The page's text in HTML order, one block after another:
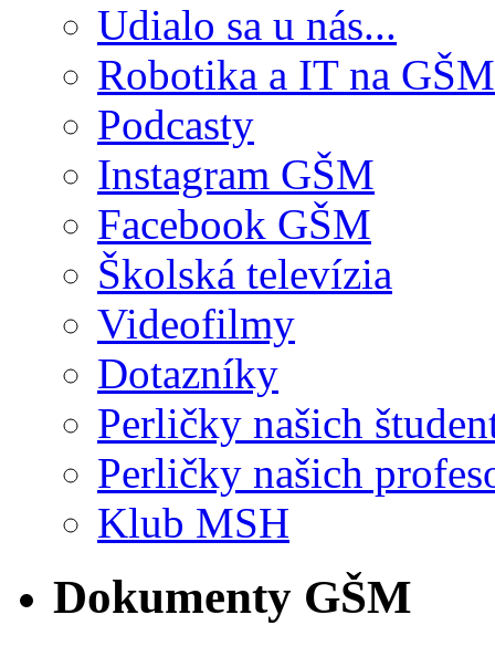
Udialo sa u nás...
Robotika a IT na GŠM
Podcasty
Instagram GŠM
Facebook GŠM
Školská televízia
Videofilmy
Dotazníky
Perličky našich
Perličky našich
Klub MSH
Dokumenty GŠM